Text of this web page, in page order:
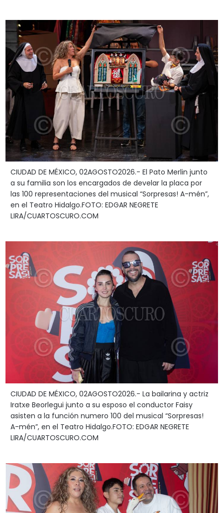
CIUDAD DE MÉXICO, 02AGOSTO2026.- El Pato Merlin junto
a su familia son los encargados de develar la placa por
las 100 representaciones del musical “Sorpresas! A-mén”,
en el Teatro Hidalgo.FOTO: EDGAR NEGRETE
LIRA/CUARTOSCURO.COM
CIUDAD DE MÉXICO, 02AGOSTO2026.- La bailarina y actriz
Iratxe Beorlegui junto a su esposo el conductor Faisy
asisten a la función numero 100 del musical “Sorpresas!
A-mén”, en el Teatro Hidalgo.FOTO: EDGAR NEGRETE
LIRA/CUARTOSCURO.COM